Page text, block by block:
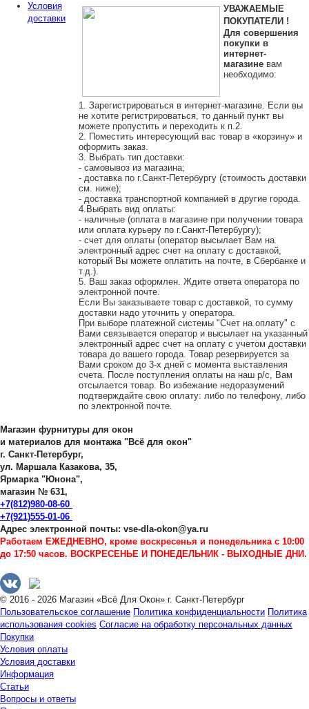
Условия
доставки
УВАЖАЕМЫЕ
ПОКУПАТЕЛИ !
Для совершения
покупки в
интернет-
магазине вам
необходимо:
1. Зарегистрироваться в интернет-магазине. Если вы
не хотите регистрироваться, то данный пункт вы
можете пропустить и переходить к п.2.
2. Поместить интересующий вас товар в «корзину» и
оформить заказ.
3. Выбрать тип доставки:
- самовывоз из магазина;
- доставка по г.Санкт-Петербургу (стоимость доставки
см. ниже);
- доставка транспортной компанией в другие города.
4.Выбрать вид оплаты:
- наличные (оплата в магазине при получении товара
или оплата курьеру по г.Санкт-Петербургу);
- счет для оплаты (оператор высылает Вам на
электронный адрес счет на оплату с доставкой,
который Вы можете оплатить на почте, в Сбербанке и
т.д.).
5. Ваш заказ оформлен. Ждите ответа оператора по
электронной почте.
Если Вы заказываете товар с доставкой, то сумму
доставки надо уточнить у оператора.
При выборе платежной системы "Счет на оплату" с
Вами связывается оператор и высылает на указанный
электронный адрес счет на оплату с учетом доставки
товара до вашего города. Товар резервируется за
Вами сроком до 3-х дней с момента выставления
счета. После поступления оплаты на наш р/с, Вам
отсылается товар. Во избежание недоразумений
подтверждайте свою оплату: либо по телефону, либо
по электронной почте.
Магазин фурнитуры для окон
и материалов для монтажа "Всё для окон"
г. Санкт-Петербург,
ул. Маршала Казакова, 35,
Ярмарка "Юнона",
магазин № 631,
+7(812)980-08-60
+7(921)555-01-06
Адрес электронной почты: vse-dla-okon@ya.ru
Работаем ЕЖЕДНЕВНО, кроме воскресенья и понедельника с 10:00
до 17:50 часов. ВОСКРЕСЕНЬЕ И ПОНЕДЕЛЬНИК - ВЫХОДНЫЕ ДНИ.
© 2016 - 2026 Магазин «Всё Для Окон» г. Санкт-Петербург
Пользовательское соглашение Политика конфиденциальности Политика
использования cookies Согласие на обработку персональных данных
Покупки
Условия оплаты
Условия доставки
Информация
Статьи
Вопросы и ответы